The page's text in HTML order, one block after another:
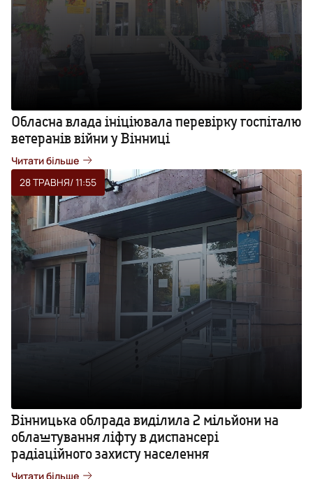
Обласна влада ініціювала перевірку госпіталю
ветеранів війни у Вінниці
Читати більше
28 ТРАВНЯ/ 11:55
Вінницька облрада виділила 2 мільйони на
облаштування ліфту в диспансері
радіаційного захисту населення
Читати більше